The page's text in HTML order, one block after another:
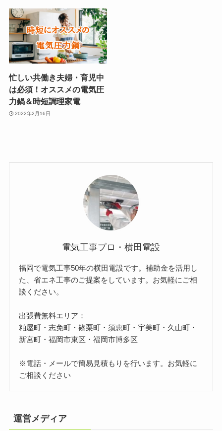
忙しい共働き夫婦・育児中
は必須！オススメの電気圧
力鍋＆時短調理家電
2022年2月16日
電気工事プロ・横田電設
福岡で電気工事50年の横田電設です。補助金を活用し
た、省エネ工事のご提案をしています。お気軽にご相
談ください。
出張費無料エリア：
粕屋町・志免町・篠栗町・須恵町・宇美町・久山町・
新宮町・福岡市東区・福岡市博多区
※電話・メールで簡易見積もりを行います。お気軽に
ご相談ください
運営メディア